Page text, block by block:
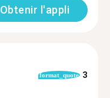
Obtenir l'appli
format_quote 3